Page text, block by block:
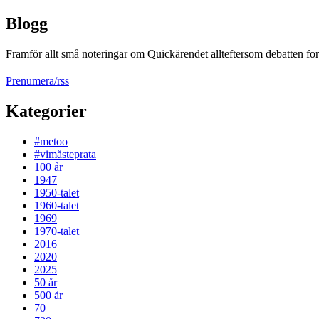
Blogg
Framför allt små noteringar om Quickärendet allteftersom debatten
Prenumera/rss
Kategorier
#metoo
#vimåsteprata
100 år
1947
1950-talet
1960-talet
1969
1970-talet
2016
2020
2025
50 år
500 år
70